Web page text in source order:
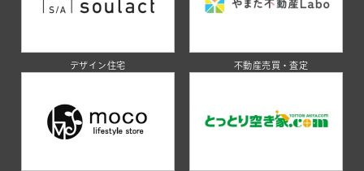
デザイン住宅 不動産売買・査定